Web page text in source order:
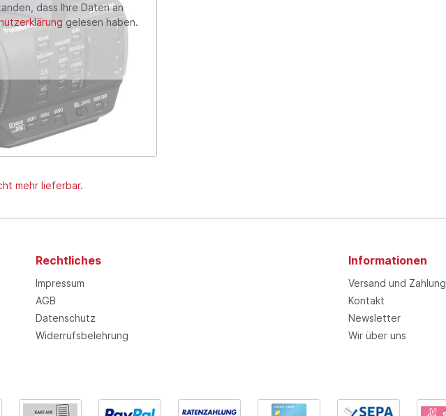
dass Ihre Daten an
gelesen haben.
mehr lieferbar.
Rechtliches
Impressum
AGB
Datenschutz
Widerrufsbelehrung
Informationen
Versand und Zahlung
Kontakt
Newsletter
Wir über uns